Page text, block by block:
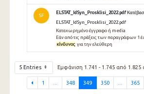
SF
ELSTAT_IdSyn_Prosklisi_2022.pdf
ELSTAT_IdSyn_Prosklisi_2022.pdf
Καταχωρημένο έγγραφο ή media
Εάν από τις πράξεις των παραγράφων 1
κίνδυνος για την ελεύθερη
5 Entries Εμφάνιση 1.741 - 1.745 από 1.825
1 348 349 350 365